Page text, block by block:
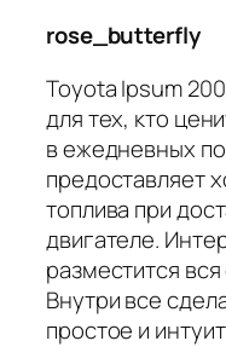
rose_butterfly
Toyota Ipsum
для тех, кто
в ежедневных
предоставляет
топлива при
двигателе.
разместится
Внутри все
простое и